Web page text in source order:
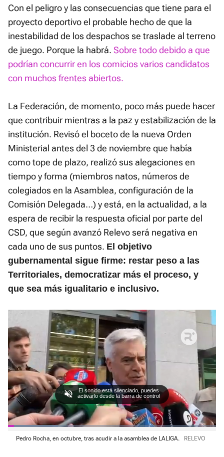
Con el peligro y las consecuencias que tiene para el
proyecto deportivo el probable hecho de que la
inestabilidad de los despachos se traslade al terreno
de juego. Porque la habrá. Sobre todo debido a que
podrían concurrir en los comicios varios candidatos
con muchos frentes abiertos.
La Federación, de momento, poco más puede hacer
que contribuir mientras a la paz y estabilización de la
institución. Revisó el boceto de la nueva Orden
Ministerial antes del 3 de noviembre que había
como tope de plazo, realizó sus alegaciones en
tiempo y forma (miembros natos, números de
colegiados en la Asamblea, configuración de la
Comisión Delegada…) y está, en la actualidad, a la
espera de recibir la respuesta oficial por parte del
CSD, que según avanzó Relevo será negativa en
cada uno de sus puntos. El objetivo
gubernamental sigue firme: restar peso a las
Territoriales, democratizar más el proceso, y
que sea más igualitario e inclusivo.
P
U
L
o
a
F
El sonido está silenciado, puedes
activarlo desde la barra de control
Pedro Rocha, en octubre, tras acudir a la asamblea de LALIGA. RELEVO